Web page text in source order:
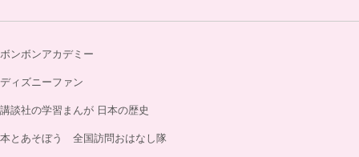
ボンボンアカデミー
ディズニーファン
講談社の学習まんが 日本の歴史
本とあそぼう 全国訪問おはなし隊